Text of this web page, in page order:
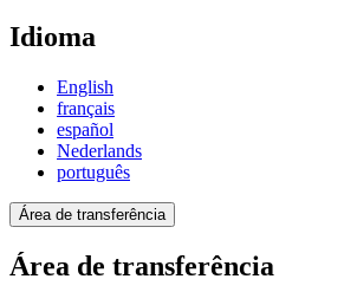
Idioma
English
français
español
Nederlands
português
Área de transferência
Área de transferência